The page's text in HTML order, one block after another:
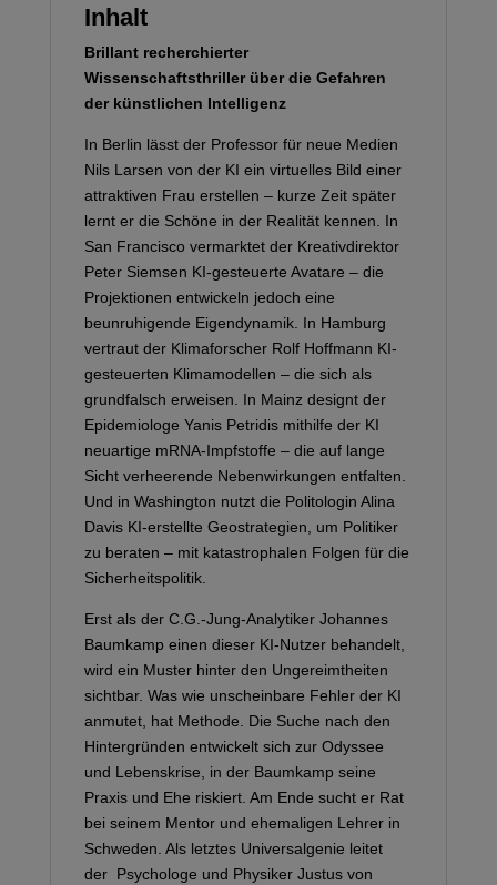
Inhalt
Brillant recherchierter
Wissenschaftsthriller über die Gefahren
der künstlichen Intelligenz
In Berlin lässt der Professor für neue Medien
Nils Larsen von der KI ein virtuelles Bild einer
attraktiven Frau erstellen – kurze Zeit später
lernt er die Schöne in der Realität kennen. In
San Francisco vermarktet der Kreativdirektor
Peter Siemsen KI-gesteuerte Avatare – die
Projektionen entwickeln jedoch eine
beunruhigende Eigendynamik. In Hamburg
vertraut der Klimaforscher Rolf Hoffmann KI-
gesteuerten Klimamodellen – die sich als
grundfalsch erweisen. In Mainz designt der
Epidemiologe Yanis Petridis mithilfe der KI
neuartige mRNA-Impfstoffe – die auf lange
Sicht verheerende Nebenwirkungen entfalten.
Und in Washington nutzt die Politologin Alina
Davis KI-erstellte Geostrategien, um Politiker
zu beraten – mit katastrophalen Folgen für die
Sicherheitspolitik.
Erst als der C.G.-Jung-Analytiker Johannes
Baumkamp einen dieser KI-Nutzer behandelt,
wird ein Muster hinter den Ungereimtheiten
sichtbar. Was wie unscheinbare Fehler der KI
anmutet, hat Methode. Die Suche nach den
Hintergründen entwickelt sich zur Odyssee
und Lebenskrise, in der Baumkamp seine
Praxis und Ehe riskiert. Am Ende sucht er Rat
bei seinem Mentor und ehemaligen Lehrer in
Schweden. Als letztes Universalgenie leitet
der Psychologe und Physiker Justus von